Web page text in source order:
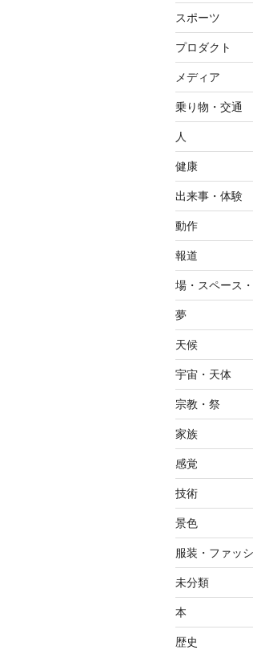
スポーツ
プロダクト
メディア
乗り物・交通
人
健康
出来事・体験
動作
報道
場・スペース
夢
天候
宇宙・天体
宗教・祭
家族
感覚
技術
景色
服装・ファッ
未分類
本
歴史